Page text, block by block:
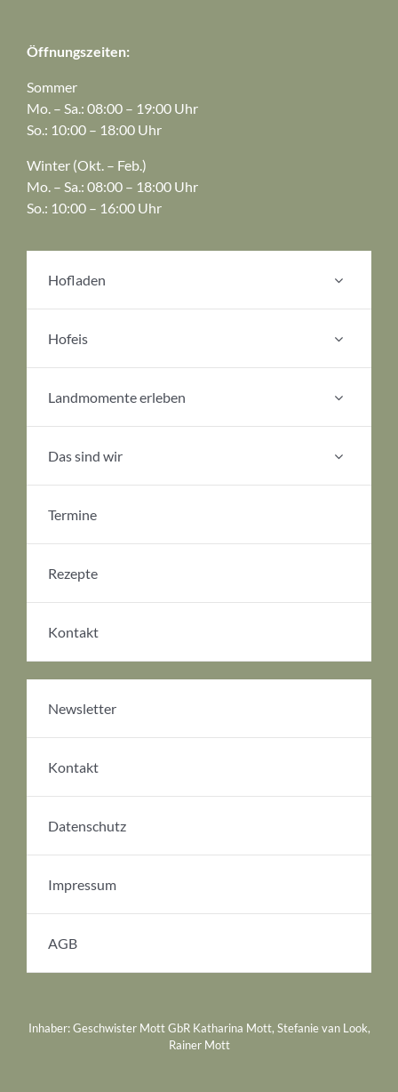
Öffnungszeiten:
Sommer
Mo. – Sa.: 08:00 – 19:00 Uhr
So.: 10:00 – 18:00 Uhr
Winter (Okt. – Feb.)
Mo. – Sa.: 08:00 – 18:00 Uhr
So.: 10:00 – 16:00 Uhr
Hofladen
Hofeis
Landmomente erleben
Das sind wir
Termine
Rezepte
Kontakt
Newsletter
Kontakt
Datenschutz
Impressum
AGB
Inhaber: Geschwister Mott GbR Katharina Mott, Stefanie van Look,
Rainer Mott